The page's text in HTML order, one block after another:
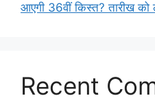
आएगी 36वीं किस्त? तारीख
Recent